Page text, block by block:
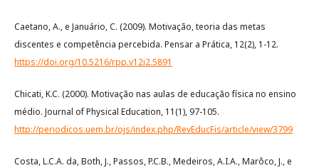
Caetano, A., e Januário, C. (2009). Motivação, teoria das metas
discentes e competência percebida. Pensar a Prática, 12(2), 1-12.
https://doi.org/10.5216/rpp.v12i2.5891
Chicati, K.C. (2000). Motivação nas aulas de educação física no ensino
médio. Journal of Physical Education, 11(1), 97-105.
http://periodicos.uem.br/ojs/index.php/RevEducFis/article/view/3799
Costa, L.C.A. da, Both, J., Passos, P.C.B., Medeiros, A.I.A., Marôco, J., e